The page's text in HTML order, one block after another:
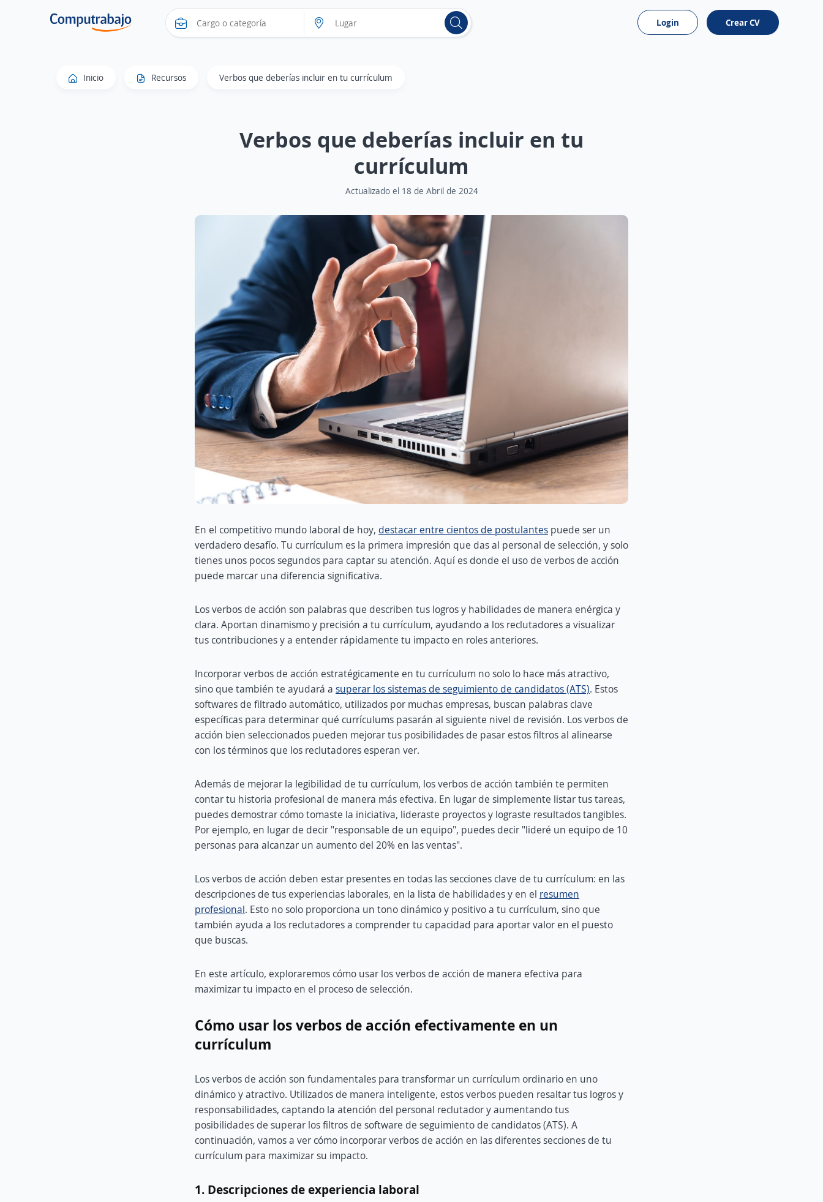
Login Crear CV
Inicio Recursos Verbos que deberías incluir en tu currículum
Verbos que deberías incluir en tu
currículum
Actualizado el 18 de Abril de 2024
En el competitivo mundo laboral de hoy, destacar entre cientos de postulantes puede ser un
verdadero desafío. Tu currículum es la primera impresión que das al personal de selección, y solo
tienes unos pocos segundos para captar su atención. Aquí es donde el uso de verbos de acción
puede marcar una diferencia significativa.
Los verbos de acción son palabras que describen tus logros y habilidades de manera enérgica y
clara. Aportan dinamismo y precisión a tu currículum, ayudando a los reclutadores a visualizar
tus contribuciones y a entender rápidamente tu impacto en roles anteriores.
Incorporar verbos de acción estratégicamente en tu currículum no solo lo hace más atractivo,
sino que también te ayudará a superar los sistemas de seguimiento de candidatos (ATS). Estos
softwares de filtrado automático, utilizados por muchas empresas, buscan palabras clave
específicas para determinar qué currículums pasarán al siguiente nivel de revisión. Los verbos de
acción bien seleccionados pueden mejorar tus posibilidades de pasar estos filtros al alinearse
con los términos que los reclutadores esperan ver.
Además de mejorar la legibilidad de tu currículum, los verbos de acción también te permiten
contar tu historia profesional de manera más efectiva. En lugar de simplemente listar tus tareas,
puedes demostrar cómo tomaste la iniciativa, lideraste proyectos y lograste resultados tangibles.
Por ejemplo, en lugar de decir "responsable de un equipo", puedes decir "lideré un equipo de 10
personas para alcanzar un aumento del 20% en las ventas".
Los verbos de acción deben estar presentes en todas las secciones clave de tu currículum: en las
descripciones de tus experiencias laborales, en la lista de habilidades y en el resumen
profesional. Esto no solo proporciona un tono dinámico y positivo a tu currículum, sino que
también ayuda a los reclutadores a comprender tu capacidad para aportar valor en el puesto
que buscas.
En este artículo, exploraremos cómo usar los verbos de acción de manera efectiva para
maximizar tu impacto en el proceso de selección.
Cómo usar los verbos de acción efectivamente en un
currículum
Los verbos de acción son fundamentales para transformar un currículum ordinario en uno
dinámico y atractivo. Utilizados de manera inteligente, estos verbos pueden resaltar tus logros y
responsabilidades, captando la atención del personal reclutador y aumentando tus
posibilidades de superar los filtros de software de seguimiento de candidatos (ATS). A
continuación, vamos a ver cómo incorporar verbos de acción en las diferentes secciones de tu
currículum para maximizar su impacto.
1. Descripciones de experiencia laboral